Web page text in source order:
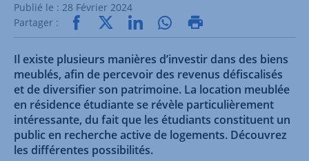
Publié le : 28 Février 2024
Partager :
Il existe plusieurs manières d’investir dans des biens
meublés, afin de percevoir des revenus défiscalisés
et de diversifier son patrimoine. La location meublée
en résidence étudiante se révèle particulièrement
intéressante, du fait que les étudiants constituent un
public en recherche active de logements. Découvrez
les différentes possibilités.